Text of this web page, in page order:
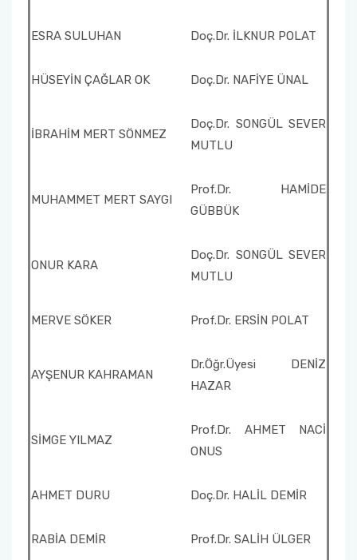
ESRA SULUHAN Doç.Dr. İLKNUR POLAT
HÜSEYİN ÇAĞLAR OK Doç.Dr. NAFİYE ÜNAL
İBRAHİM MERT SÖNMEZ
Doç.Dr. SONGÜL SEVER
MUTLU
MUHAMMET MERT SAYGI
Prof.Dr. HAMİDE
GÜBBÜK
ONUR KARA
Doç.Dr. SONGÜL SEVER
MUTLU
MERVE SÖKER Prof.Dr. ERSİN POLAT
AYŞENUR KAHRAMAN
Dr.Öğr.Üyesi DENİZ
HAZAR
SİMGE YILMAZ
Prof.Dr. AHMET NACİ
ONUS
AHMET DURU Doç.Dr. HALİL DEMİR
RABİA DEMİR Prof.Dr. SALİH ÜLGER